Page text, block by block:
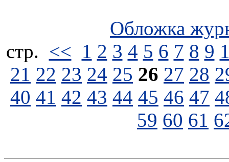
Обложка
стp. << 1 2 3 4 5 6 7 8 9
21 22 23 24 25 26 27 28
40 41 42 43 44 45 46 47
59 60 61